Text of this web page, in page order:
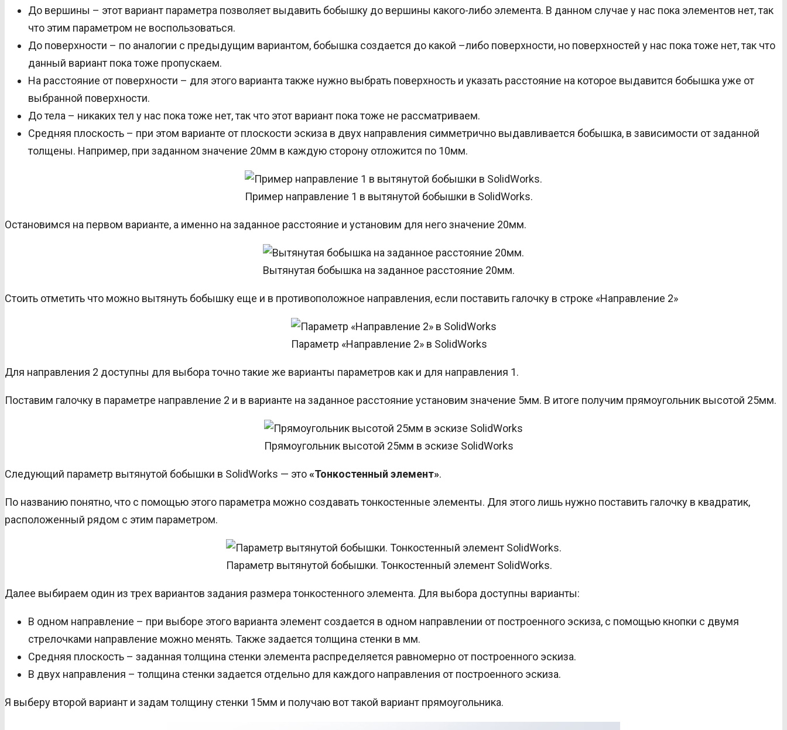
До вершины – этот вариант параметра позволяет выдавить бобышку до вершины какого-либо элемента. В данном случае у нас пока элементов нет, так
что этим параметром не воспользоваться.
До поверхности – по аналогии с предыдущим вариантом, бобышка создается до какой –либо поверхности, но поверхностей у нас пока тоже нет, так что
данный вариант пока тоже пропускаем.
На расстояние от поверхности – для этого варианта также нужно выбрать поверхность и указать расстояние на которое выдавится бобышка уже от
выбранной поверхности.
До тела – никаких тел у нас пока тоже нет, так что этот вариант пока тоже не рассматриваем.
Средняя плоскость – при этом варианте от плоскости эскиза в двух направления симметрично выдавливается бобышка, в зависимости от заданной
толщены. Например, при заданном значение 20мм в каждую сторону отложится по 10мм.
Пример направление 1 в вытянутой бобышки в SolidWorks.
Остановимся на первом варианте, а именно на заданное расстояние и установим для него значение 20мм.
Вытянутая бобышка на заданное расстояние 20мм.
Стоить отметить что можно вытянуть бобышку еще и в противоположное направления, если поставить галочку в строке «Направление 2»
Параметр «Направление 2» в SolidWorks
Для направления 2 доступны для выбора точно такие же варианты параметров как и для направления 1.
Поставим галочку в параметре направление 2 и в варианте на заданное расстояние установим значение 5мм. В итоге получим прямоугольник высотой 25мм.
Прямоугольник высотой 25мм в эскизе SolidWorks
Следующий параметр вытянутой бобышки в SolidWorks — это«Тонкостенный элемент».
По названию понятно, что с помощью этого параметра можно создавать тонкостенные элементы. Для этого лишь нужно поставить галочку в квадратик,
расположенный рядом с этим параметром.
Параметр вытянутой бобышки. Тонкостенный элемент SolidWorks.
Далее выбираем один из трех вариантов задания размера тонкостенного элемента. Для выбора доступны варианты:
В одном направление – при выборе этого варианта элемент создается в одном направлении от построенного эскиза, с помощью кнопки с двумя
стрелочками направление можно менять. Также задается толщина стенки в мм.
Средняя плоскость – заданная толщина стенки элемента распределяется равномерно от построенного эскиза.
В двух направления – толщина стенки задается отдельно для каждого направления от построенного эскиза.
Я выберу второй вариант и задам толщину стенки 15мм и получаю вот такой вариант прямоугольника.